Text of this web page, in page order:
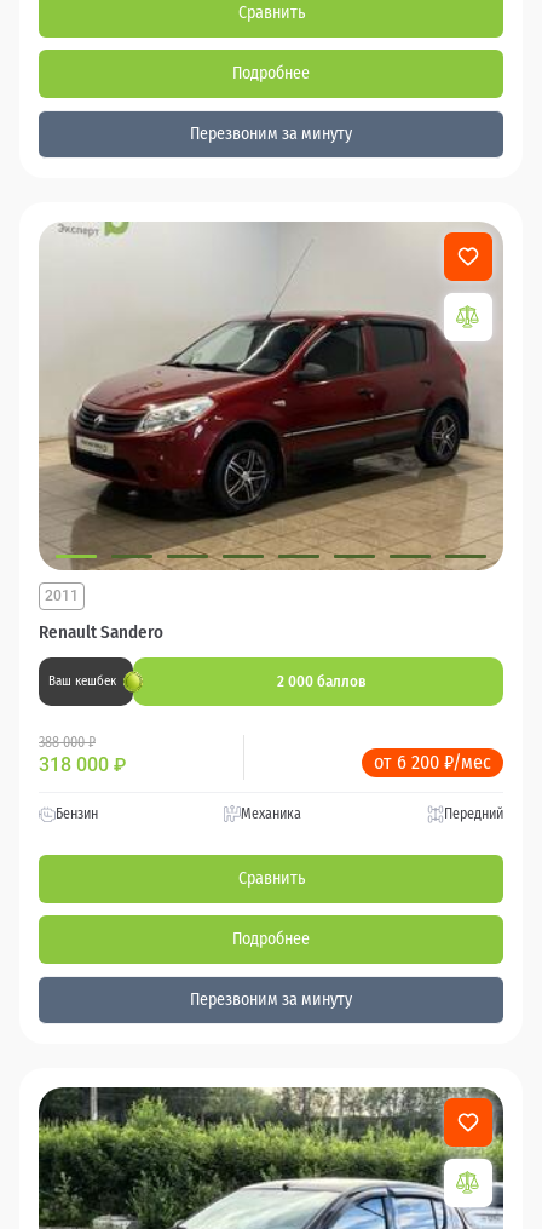
Сравнить
Подробнее
Перезвоним за минуту
Renault Sandero
2011
Ваш кешбек 2 000 баллов
388 000 ₽
318 000 ₽ от 6 200 ₽/мес
Бензин Механика Передний
Сравнить
Подробнее
Перезвоним за минуту